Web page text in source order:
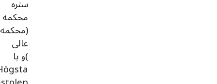
ستره
محکمه
(محکمه
عالی
)و یا